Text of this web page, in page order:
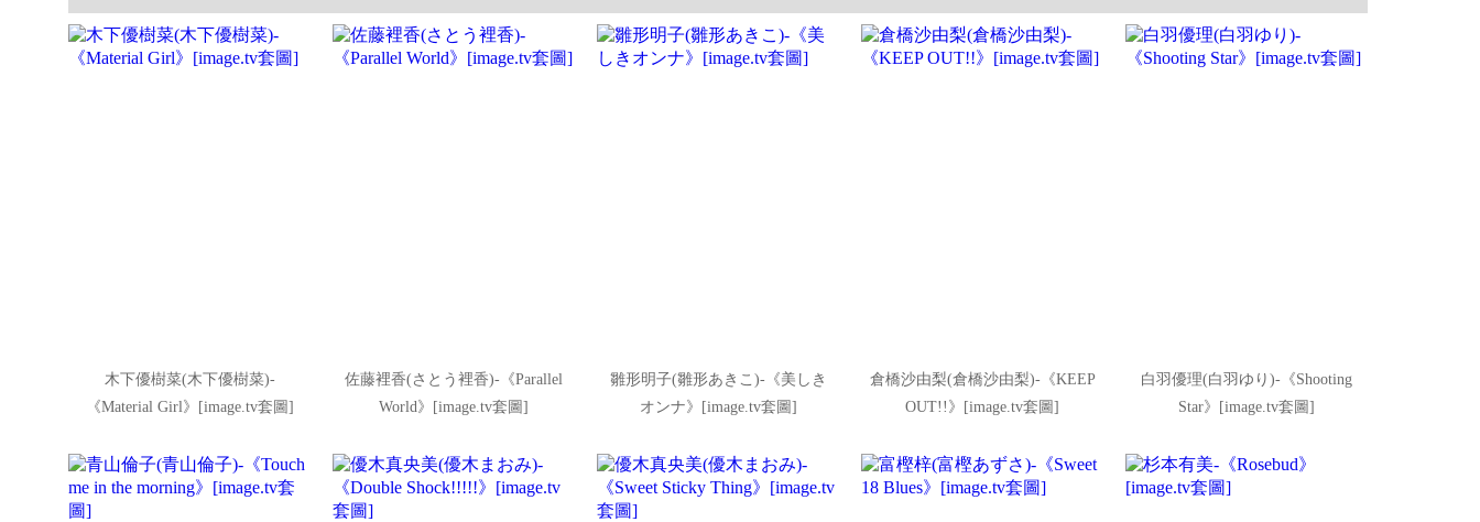
木下優樹菜(木下優樹菜)-
《Material Girl》[image.tv套圖]
佐藤裡香(さとう裡香)-《Parallel
World》[image.tv套圖]
雛形明子(雛形あきこ)-《美しき
オンナ》[image.tv套圖]
倉橋沙由梨(倉橋沙由梨)-《KEEP
OUT!!》[image.tv套圖]
白羽優理(白羽ゆり)-《Shooting
Star》[image.tv套圖]